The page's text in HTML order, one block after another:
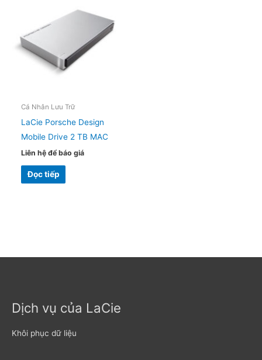
Cá Nhân Lưu Trữ
LaCie Porsche Design
Mobile Drive 2 TB MAC
Liên hệ để báo giá
Đọc tiếp
Dịch vụ của LaCie
Khôi phục dữ liệu